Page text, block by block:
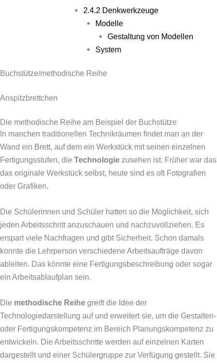
2.4.2 Denkwerkzeuge
Modelle
Gestaltung von Modellen
System
Buchstütze/methodische Reihe
Anspitzbrettchen
Die methodische Reihe am Beispiel der Buchstütze
In manchen traditionellen Technikräumen findet man an der
Wand ein Brett, auf dem ein Werkstück mit seinen einzelnen
Fertigungsstufen, die Technologie zusehen ist. Früher war das
das originale Werkstück selbst, heute sind es oft Fotografien
oder Grafiken.
Die Schülerinnen und Schüler hatten so die Möglichkeit, sich
jeden Arbeitsschritt anzuschauen und nachzuvollziehen. Es
erspart viele Nachfragen und gibt Sicherheit. Schon damals
konnte die Lehrperson verschiedene Arbeitsaufträge davon
ableiten. Das könnte eine Fertigungsbeschreibung oder sogar
ein Arbeitsablaufplan sein.
Die methodische Reihe greift die Idee der
Technologiedarstellung auf und erweitert sie, um die Gestalten-
oder Fertigungskompetenz im Bereich Planungskompetenz zu
entwickeln. Die Arbeitsschritte werden auf einzelnen Karten
dargestellt und einer Schülergruppe zur Verfügung gestellt. Sie